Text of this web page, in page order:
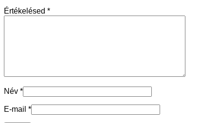
Értékelésed *
Név *
E-mail *